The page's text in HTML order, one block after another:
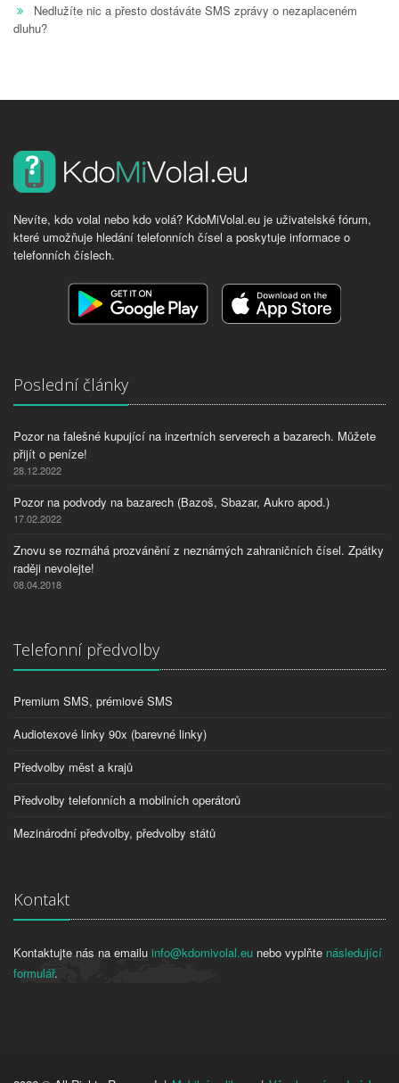
Nedlužíte nic a přesto dostáváte SMS zprávy o nezaplaceném
dluhu?
Nevíte, kdo volal nebo kdo volá? KdoMiVolal.eu je uživatelské fórum,
které umožňuje hledání telefonních čísel a poskytuje informace o
telefonních číslech.
Poslední články
Pozor na falešné kupující na inzertních serverech a bazarech. Můžete
přijít o peníze!
28.12.2022
Pozor na podvody na bazarech (Bazoš, Sbazar, Aukro apod.)
17.02.2022
Znovu se rozmáhá prozvánění z neznámých zahraničních čísel. Zpátky
raději nevolejte!
08.04.2018
Telefonní předvolby
Premium SMS, prémiové SMS
Audiotexové linky 90x (barevné linky)
Předvolby měst a krajů
Předvolby telefonních a mobilních operátorů
Mezinárodní předvolby, předvolby států
Kontakt
Kontaktujte nás na emailu info@kdomivolal.eu nebo vyplňte následující
formulář.